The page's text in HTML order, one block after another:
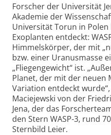
Forscher der Universität
Akademie der
Universität Torun in
Exoplanten entdeckt:
Himmelskörper, der mit
bzw. einer Uranusmasse
„Fliegengewicht“ ist.
Planet, der mit der neuen
Variation entdeckt
Maciejewski von der
Jena, der das
den Stern WASP-3, rund
Sternbild Leier.